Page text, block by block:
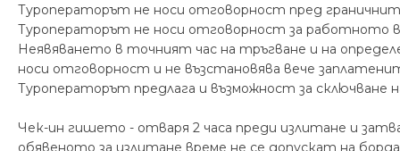
Туроператорът не носи отговорност пред
Туроператорът не носи отговорност за
Неявяването в точният час на тръгване и на
носи отговорност и не възстановява вече
Туроператорът предлага и възможност за сключване
Чек-ин гишето - отваря 2 часа преди излитане и
обявеното за излитане време не се допускат на